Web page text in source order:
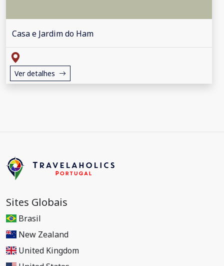
Casa e Jardim do Ham
Ver detalhes
Sites Globais
Brasil
New Zealand
United Kingdom